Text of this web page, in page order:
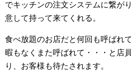
でキッチンの注文システムに繋が
意して持って来てくれる。
食べ放題のお店だと何回も呼ばれ
暇もなくまた呼ばれて・・・と店
り、お客様も待たされます。